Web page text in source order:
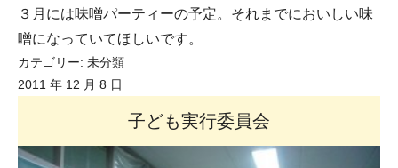
３月には味噌パーティーの予定。それまでにおいしい味
噌になっていてほしいです。
カテゴリー: 未分類
2011 年 12 月 8 日
子ども実行委員会